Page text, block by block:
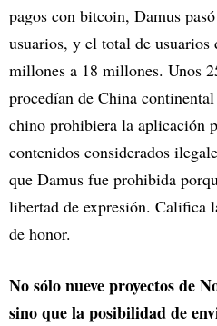
pagos con bitcoin, Damus
usuarios, y el total de usuarios
millones a 18 millones. Unos
procedían de China
chino prohibiera la aplicación
contenidos considerados
que Damus fue prohibida
libertad de expresión. Califica
de honor.
No sólo nueve proyectos de
sino que la posibilidad de